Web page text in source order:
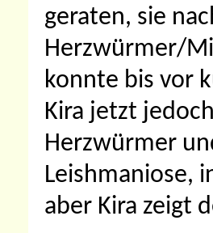
geraten, sie
Herzwürmer/
konnte bis vor
Kira jetzt
Herzwürmer
Leishmaniose,
aber Kira zeigt